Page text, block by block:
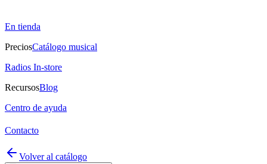
En tienda
PreciosCatálogo musical
Radios In-store
RecursosBlog
Centro de ayuda
Contacto
Volver al catálogo